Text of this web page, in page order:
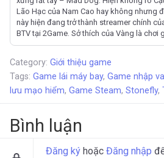
Lão Hạc của Nam Cao hay không nhưng
này hiện đang trở thành streamer chính
BTV tại 2Game. Sở thích của Vàng là chơi
Category: Giới thiệu game
Tags: Game lái máy bay, Game nhập
lưu mạo hiểm, Game Steam, Stonefly,
Bình luận
Đăng ký hoặc Đăng nhập